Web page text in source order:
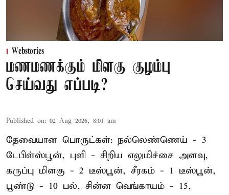
Webstories
மணமணக்கும் மிளகு குழம்பு
செய்வது எப்படி?
Published on: 02 Aug 2026, 8:01 am
தேவையான பொருட்கள்: நல்லெண்ணெய் - 3
டேபிள்ஸ்பூன், புளி - சிறிய எலுமிச்சை அளவு,
கருப்பு மிளகு - 2 டீஸ்பூன், சீரகம் - 1 டீஸ்பூன்,
பூண்டு - 10 பல், சின்ன வெங்காயம் - 15,